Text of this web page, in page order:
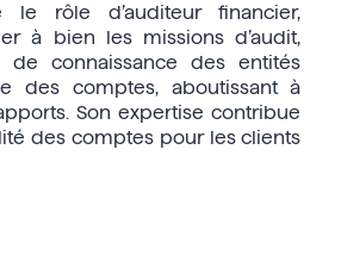
le rôle d’auditeur financier,
à bien les missions d’audit,
connaissance des entités
des comptes, aboutissant à
Son expertise contribue
des comptes pour les clients